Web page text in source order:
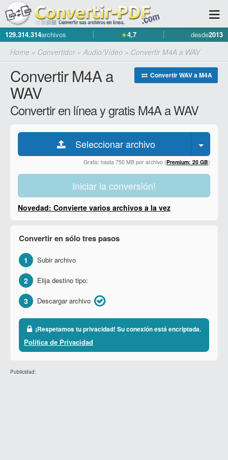
129.314.314archivos ★4,7 desde2013
Home » Convertidor» Audio/Vídeo » Convertir M4A a WAV
Convertir WAV a M4A
Convertir M4A a
WAV
Convertir en línea y gratis M4A a WAV
Seleccionar archivo
Gratis: hasta 750 MB por archivo (Premium: 20 GB)
Iniciar la conversión!
Novedad: Convierte varios archivos a la vez
Convertir en sólo tres pasos
1 Subir archivo
2 Elija destino tipo:
3 Descargar archivo
¡Respetamos tu privacidad! Su conexión está encriptada.
Política de Privacidad
Publicidad: